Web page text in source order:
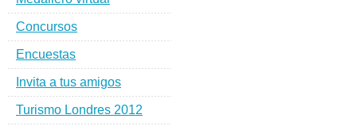
Concursos
Encuestas
Invita a tus amigos
Turismo Londres 2012